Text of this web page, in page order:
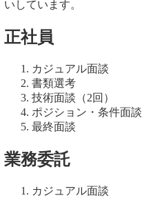
いしています。
正社員
カジュアル面談
書類選考
技術面談（2回）
ポジション・条件面談
最終面談
業務委託
カジュアル面談